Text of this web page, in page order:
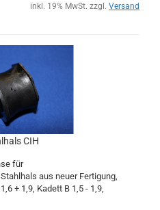
inkl. 19% MwSt. zzgl. Versand
CIH
für
aus neuer Fertigung,
+ 1,9, Kadett B 1,5 - 1,9,